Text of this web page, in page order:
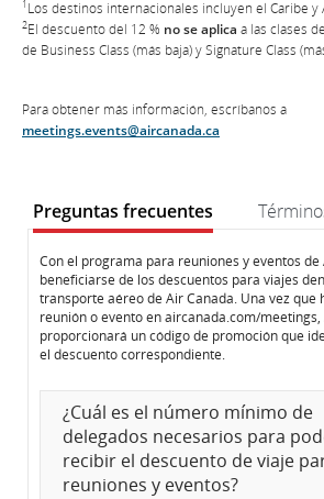
1 Los destinos internacionales incluyen el Caribe y
2El descuento del 12 % no se aplica a las clases
de Business Class (más baja) y Signature Class
Para obtener más información, escríbanos a
meetings.events@aircanada.ca
Preguntas frecuentes
Preguntas
frecuentes
Preguntas
frecuentes
Con el programa para reuniones y eventos de
beneficiarse de los descuentos para viajes
transporte aéreo de Air Canada. Una vez que
reunión o evento en aircanada.com/meetings,
proporcionará un código de promoción que
el descuento correspondiente.
¿Cuál es el número mínimo de
delegados necesarios para
recibir el descuento de viaje
reuniones y eventos?